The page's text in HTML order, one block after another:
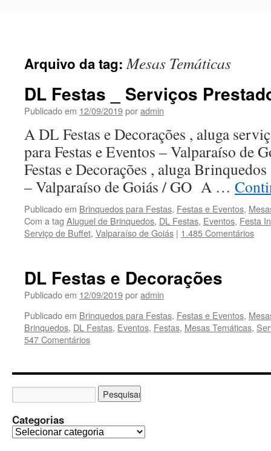
Arquivo da tag:Mesas Temáticas
DL Festas _ Serviços
Publicado em 12/09/2019poradmin
A DL Festas e Decorações , aluga
para Festas e Eventos – Valparaíso de
Festas e Decorações , aluga
– Valparaíso de Goiás / GO A …
Publicado em Brinquedos para Festas, Festas e Eventos,
Com a tag Aluguel de Brinquedos, DL Festas, Eventos, Festa
Serviço de Buffet, Valparaíso de Goiás | 1.485 Comentários
DL Festas e Decorações
Publicado em 12/09/2019poradmin
Publicado em Brinquedos para Festas, Festas e Eventos,
Brinquedos, DL Festas, Eventos, Festas, Mesas Temáticas,
547 Comentários
Categorias
C